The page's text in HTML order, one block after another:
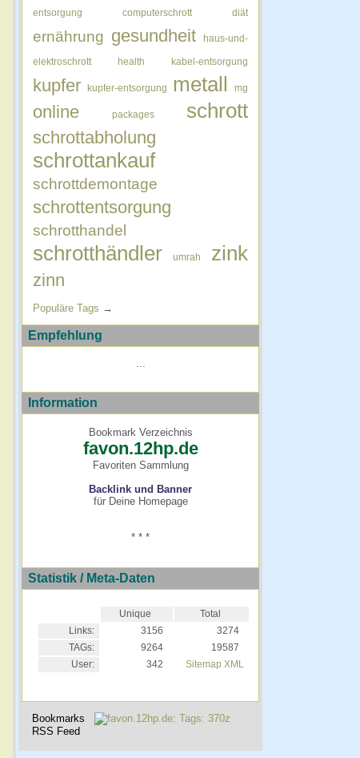
entsorgung computerschrott diät
ernährung gesundheit haus-und-
elektroschrott health kabel-entsorgung
kupfer kupfer-entsorgung metall mg
online packages schrott
schrottabholung
schrottankauf
schrottdemontage
schrottentsorgung
schrotthandel
schrotthändler umrah zink
zinn
Populäre Tags →
Empfehlung
Information
Bookmark Verzeichnis
favon.12hp.de
Favoriten Sammlung
Backlink und Banner
für Deine Homepage
* * *
Statistik / Meta-Daten
Unique
Total
Links:
3156
3274
TAGs:
9264
19587
User:
342 Sitemap XML
Bookmarks
RSS Feed